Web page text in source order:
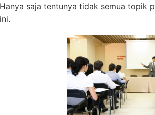
Hanya saja tentunya tidak semua topik
ini.